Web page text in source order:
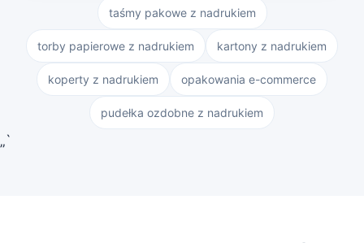
taśmy pakowe z nadrukiem
torby papierowe z nadrukiem kartony z nadrukiem
koperty z nadrukiem opakowania e-commerce
pudełka ozdobne z nadrukiem
„`